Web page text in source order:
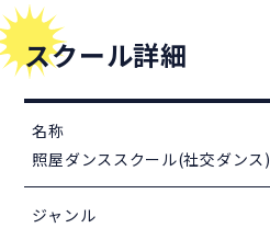
スクール詳細
名称
照屋ダンススクール(社交ダンス)
ジャンル